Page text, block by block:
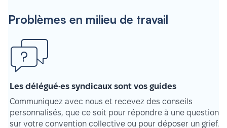
Problèmes en milieu de travail
Les délégué·es syndicaux sont vos guides
Communiquez avec nous et recevez des conseils
personnalisés, que ce soit pour répondre à une question
sur votre convention collective ou pour déposer un grief.